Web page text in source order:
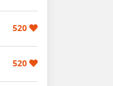
520
520